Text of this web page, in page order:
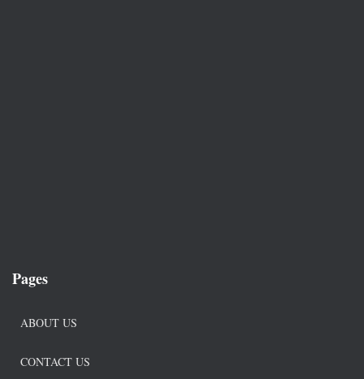
Pages
ABOUT US
CONTACT US